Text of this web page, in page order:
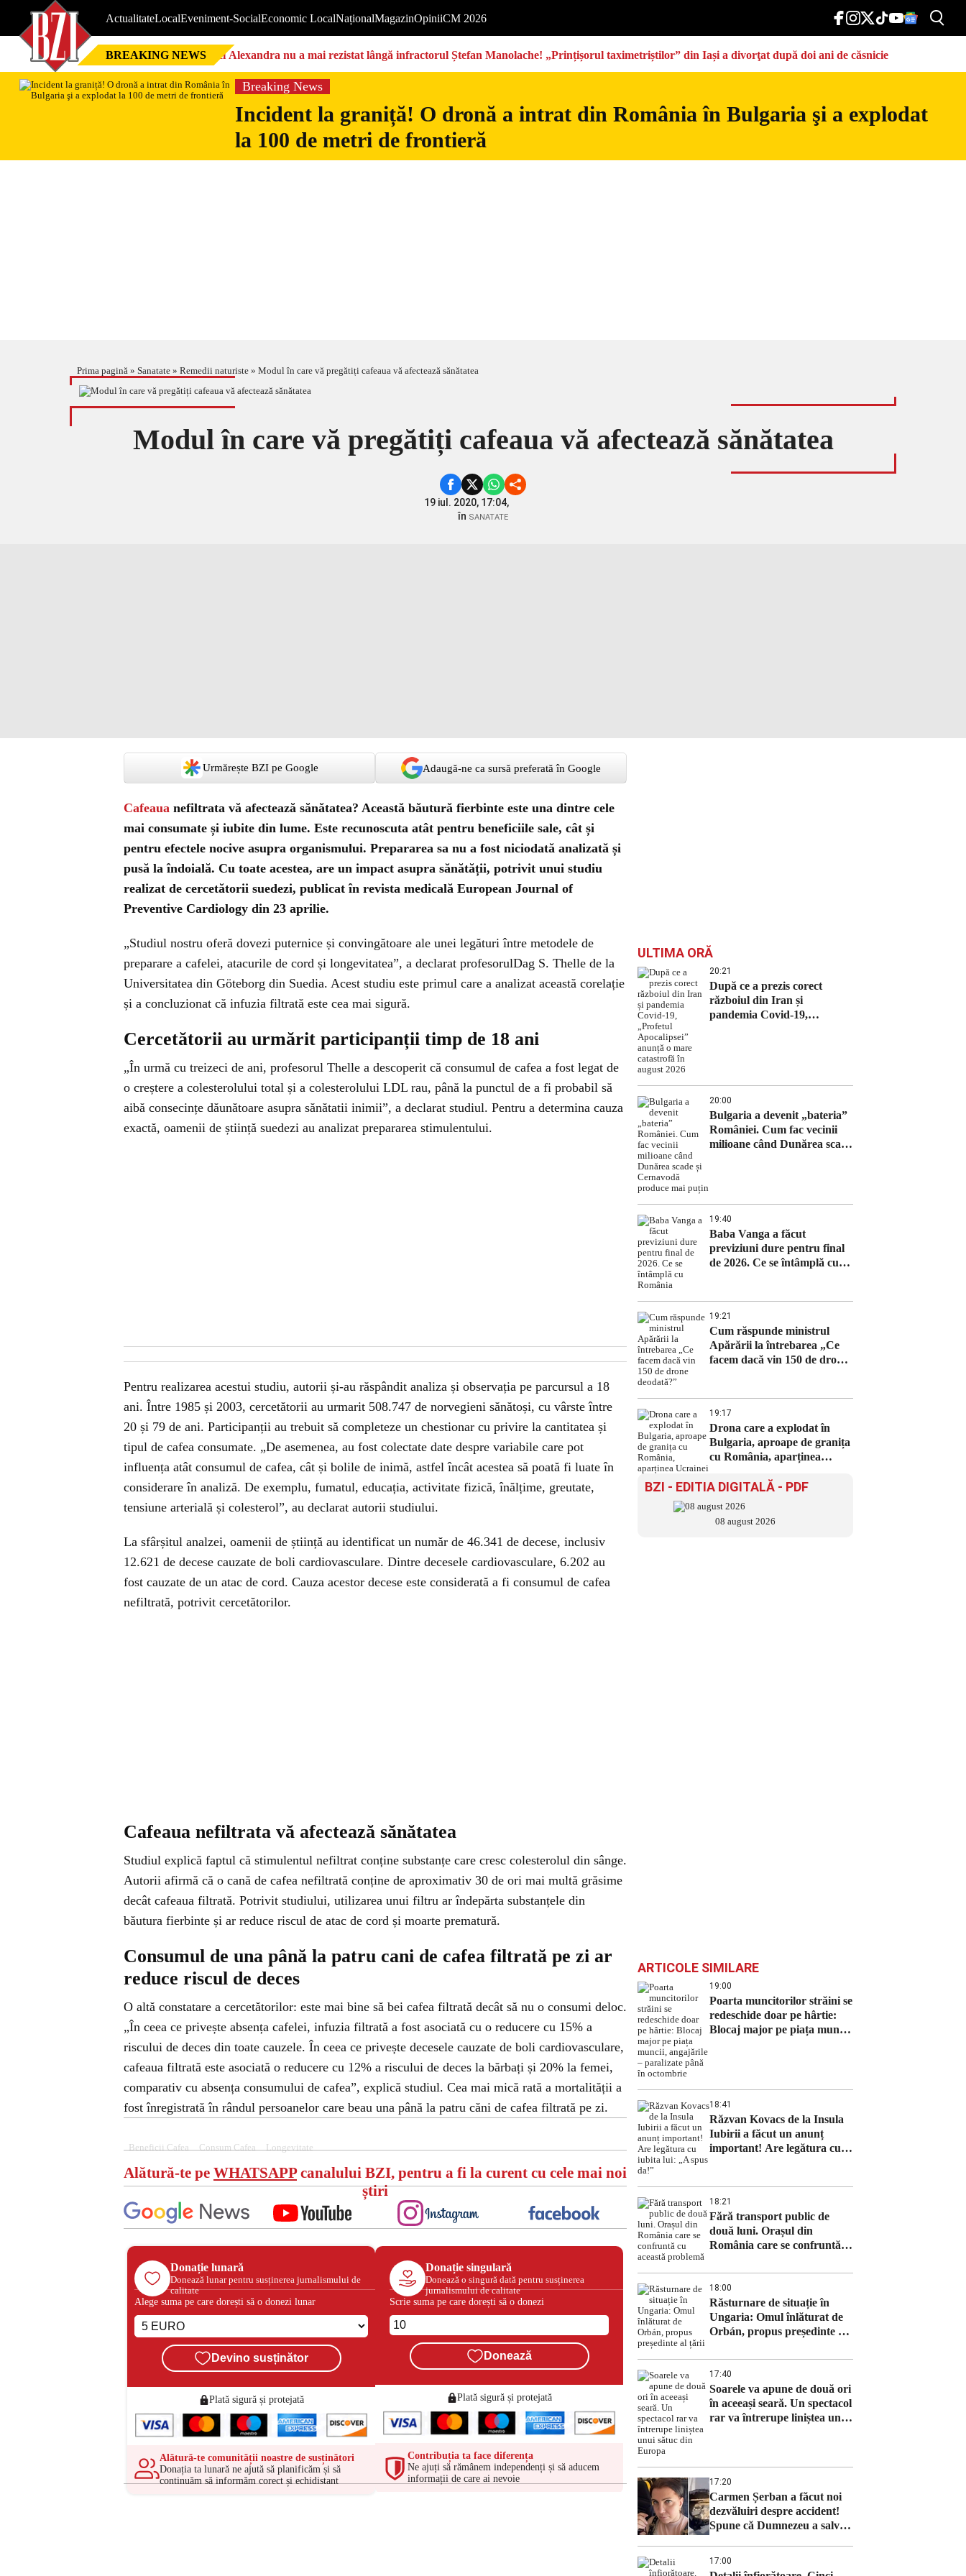
ActualitateLocalEveniment-SocialEconomic LocalNaționalMagazinOpiniiCM 2026
BREAKING NEWS Nici Alexandra nu a mai rezistat lângă infractorul Ștefan Manolache! „Prințișorul taximetriștilor” din Iași a divorţat după doi ani de căsnicie
Breaking News
Incident la graniță! O dronă a intrat din România în Bulgaria şi a explodat
la 100 de metri de frontieră
Prima pagină » Sanatate » Remedii naturiste » Modul în care vă pregătiți cafeaua vă afectează sănătatea
Modul în care vă pregătiți cafeaua vă afectează sănătatea
19 iul. 2020, 17:04,
în SANATATE
Urmărește BZI pe Google Adaugă-ne ca sursă preferată în Google
Cafeaua nefiltrata vă afectează sănătatea? Această băutură fierbinte este una dintre cele
mai consumate și iubite din lume. Este recunoscuta atât pentru beneficiile sale, cât și
pentru efectele nocive asupra organismului. Prepararea sa nu a fost niciodată analizată și
pusă la îndoială. Cu toate acestea, are un impact asupra sănătății, potrivit unui studiu
realizat de cercetătorii suedezi, publicat în revista medicală European Journal of
Preventive Cardiology din 23 aprilie.
„Studiul nostru oferă dovezi puternice și convingătoare ale unei legături între metodele de
preparare a cafelei, atacurile de cord și longevitatea”, a declarat profesorulDag S. Thelle de la
Universitatea din Göteborg din Suedia. Acest studiu este primul care a analizat această corelație
și a concluzionat că infuzia filtrată este cea mai sigură.
Cercetătorii au urmărit participanții timp de 18 ani
„În urmă cu treizeci de ani, profesorul Thelle a descoperit că consumul de cafea a fost legat de
o creștere a colesterolului total și a colesterolului LDL rau, până la punctul de a fi probabil să
aibă consecințe dăunătoare asupra sănătatii inimii”, a declarat studiul. Pentru a determina cauza
exactă, oamenii de știință suedezi au analizat prepararea stimulentului.
Pentru realizarea acestui studiu, autorii și-au răspândit analiza și observația pe parcursul a 18
ani. Între 1985 și 2003, cercetătorii au urmarit 508.747 de norvegieni sănătoși, cu vârste între
20 și 79 de ani. Participanții au trebuit să completeze un chestionar cu privire la cantitatea și
tipul de cafea consumate. „De asemenea, au fost colectate date despre variabile care pot
influența atât consumul de cafea, cât și bolile de inimă, astfel încât acestea să poată fi luate în
considerare în analiză. De exemplu, fumatul, educația, activitate fizică, înălțime, greutate,
tensiune arterială și colesterol”, au declarat autorii studiului.
La sfârșitul analzei, oamenii de știință au identificat un număr de 46.341 de decese, inclusiv
12.621 de decese cauzate de boli cardiovasculare. Dintre decesele cardiovasculare, 6.202 au
fost cauzate de un atac de cord. Cauza acestor decese este considerată a fi consumul de cafea
nefiltrată, potrivit cercetătorilor.
Cafeaua nefiltrata vă afectează sănătatea
Studiul explică faptul că stimulentul nefiltrat conține substanțe care cresc colesterolul din sânge.
Autorii afirmă că o cană de cafea nefiltrată conține de aproximativ 30 de ori mai multă grăsime
decât cafeaua filtrată. Potrivit studiului, utilizarea unui filtru ar îndepărta substanțele din
băutura fierbinte și ar reduce riscul de atac de cord și moarte prematură.
Consumul de una până la patru cani de cafea filtrată pe zi ar
reduce riscul de deces
O altă constatare a cercetătorilor: este mai bine să bei cafea filtrată decât să nu o consumi deloc.
„În ceea ce privește absența cafelei, infuzia filtrată a fost asociată cu o reducere cu 15% a
riscului de deces din toate cauzele. În ceea ce privește decesele cauzate de boli cardiovasculare,
cafeaua filtrată este asociată o reducere cu 12% a riscului de deces la bărbați și 20% la femei,
comparativ cu absența consumului de cafea”, explică studiul. Cea mai mică rată a mortalității a
fost înregistrată în rândul persoanelor care beau una până la patru căni de cafea filtrată pe zi.
Beneficii Cafea Consum Cafea Longevitate
Alătură-te pe WHATSAPPcanalului BZI, pentru a fi la curent cu cele mai noi
știri
Donație lunară
Donează lunar pentru susținerea jurnalismului de
calitate
Alege suma pe care dorești să o donezi lunar
Devino susținător
Plată sigură și protejată
Alătură-te comunității noastre de susținători
Donația ta lunară ne ajută să planificăm și să
continuăm să informăm corect și echidistant
Donație singulară
Donează o singură dată pentru susținerea
jurnalismului de calitate
Scrie suma pe care dorești să o donezi
Donează
Plată sigură și protejată
Contribuția ta face diferența
Ne ajuți să rămânem independenți și să aducem
informații de care ai nevoie
ULTIMA ORĂ
20:21
După ce a prezis corect
războiul din Iran și
pandemia Covid-19,
20:00
Bulgaria a devenit „bateria”
României. Cum fac vecinii
milioane când Dunărea scade
19:40
Baba Vanga a făcut
previziuni dure pentru final
de 2026. Ce se întâmplă cu
19:21
Cum răspunde ministrul
Apărării la întrebarea „Ce
facem dacă vin 150 de drone
19:17
Drona care a explodat în
Bulgaria, aproape de granița
cu România, aparținea
BZI - EDITIA DIGITALĂ - PDF
08 august 2026
ARTICOLE SIMILARE
19:00
Poarta muncitorilor străini se
redeschide doar pe hârtie:
Blocaj major pe piața muncii,
18:41
Răzvan Kovacs de la Insula
Iubirii a făcut un anunț
important! Are legătura cu
18:21
Fără transport public de
două luni. Orașul din
România care se confruntă
18:00
Răsturnare de situație în
Ungaria: Omul înlăturat de
Orbán, propus președinte al
17:40
Soarele va apune de două ori
în aceeași seară. Un spectacol
rar va întrerupe liniștea unui
17:20
Carmen Șerban a făcut noi
dezvăluiri despre accident!
Spune că Dumnezeu a salvat-
17:00